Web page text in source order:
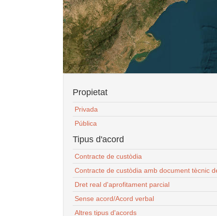
Propietat
Privada
Pública
Tipus d'acord
Contracte de custòdia
Contracte de custòdia amb document tècnic
Dret real d'aprofitament parcial
Sense acord/Acord verbal
Altres tipus d'acords